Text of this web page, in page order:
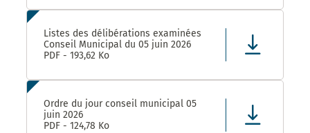
Listes des délibérations examinées
Conseil Municipal du 05 juin 2026
PDF - 193,62 Ko
Ordre du jour conseil municipal 05
juin 2026
PDF - 124,78 Ko